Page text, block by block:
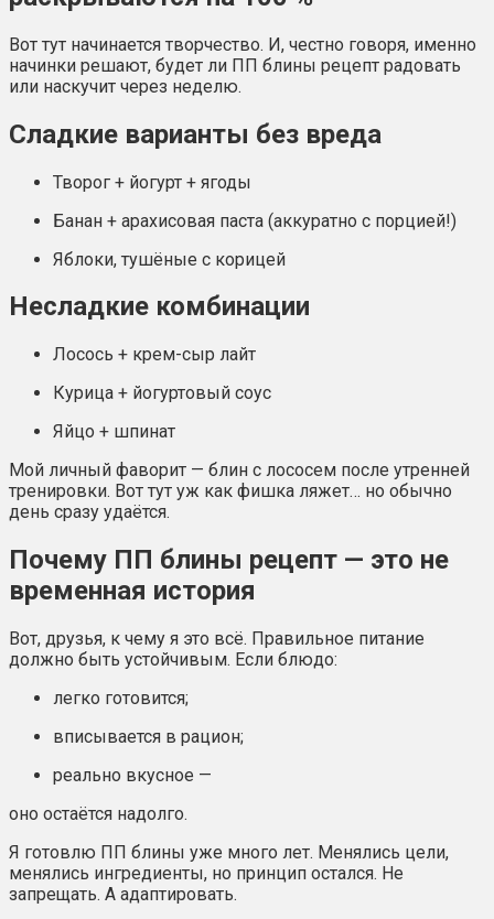
Вот тут начинается творчество. И, честно говоря, именно
начинки решают, будет ли ПП блины рецепт радовать
или наскучит через неделю.
Сладкие варианты без вреда
Творог + йогурт + ягоды
Банан + арахисовая паста (аккуратно с порцией!)
Яблоки, тушёные с корицей
Несладкие комбинации
Лосось + крем-сыр лайт
Курица + йогуртовый соус
Яйцо + шпинат
Мой личный фаворит — блин с лососем после утренней
тренировки. Вот тут уж как фишка ляжет… но обычно
день сразу удаётся.
Почему ПП блины рецепт — это не
временная история
Вот, друзья, к чему я это всё. Правильное питание
должно быть устойчивым. Если блюдо:
легко готовится;
вписывается в рацион;
реально вкусное —
оно остаётся надолго.
Я готовлю ПП блины уже много лет. Менялись цели,
менялись ингредиенты, но принцип остался. Не
запрещать. А адаптировать.